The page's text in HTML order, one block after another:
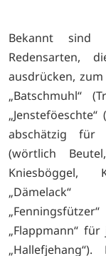
Bekannt sind
Redensarten,
ausdrücken, zum
„Batschmuhl“
abschätzig für
(wörtlich
Kniesböggel,
„Dämelack“
„Flappmann“